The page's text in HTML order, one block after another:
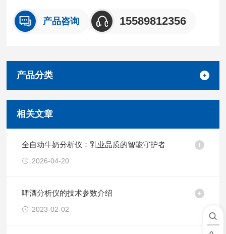
产品咨询 15589812356
产品分类
相关文章
全自动牛奶分析仪：乳业品质的智能守护者
2026-04-20
啤酒分析仪的技术参数介绍
2023-02-02